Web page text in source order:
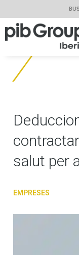
salut per
EMPRESES